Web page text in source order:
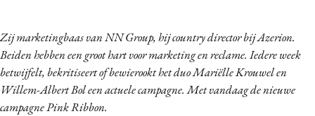
Zij marketingbaas van NN Group, hij country director bij Azerion.
Beiden hebben een groot hart voor marketing en reclame. Iedere week
betwijfelt, bekritiseert of bewierookt het duo Mariëlle Krouwel en
Willem-Albert Bol een actuele campagne. Met vandaag de nieuwe
campagne Pink Ribbon.